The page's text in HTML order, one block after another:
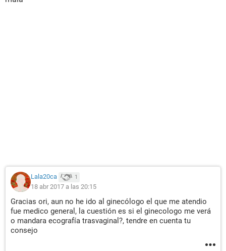
Lala20ca 1
18 abr 2017 a las 20:15
Gracias ori, aun no he ido al ginecólogo el que me atendio
fue medico general, la cuestión es si el ginecologo me verá
o mandara ecografía trasvaginal?, tendre en cuenta tu
consejo